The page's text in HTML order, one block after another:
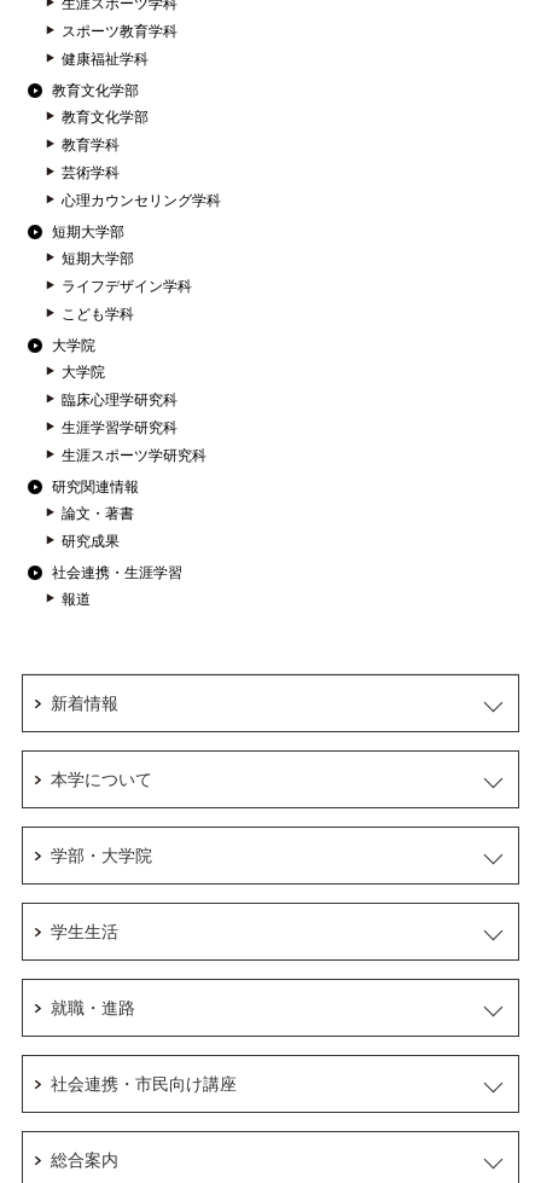
生涯スポーツ学科
スポーツ教育学科
健康福祉学科
教育文化学部
教育文化学部
教育学科
芸術学科
心理カウンセリング学科
短期大学部
短期大学部
ライフデザイン学科
こども学科
大学院
大学院
臨床心理学研究科
生涯学習学研究科
生涯スポーツ学研究科
研究関連情報
論文・著書
研究成果
社会連携・生涯学習
報道
新着情報
本学について
学部・大学院
学生生活
就職・進路
社会連携・市民向け講座
総合案内